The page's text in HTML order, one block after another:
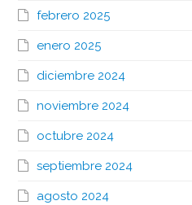
febrero 2025
enero 2025
diciembre 2024
noviembre 2024
octubre 2024
septiembre 2024
agosto 2024